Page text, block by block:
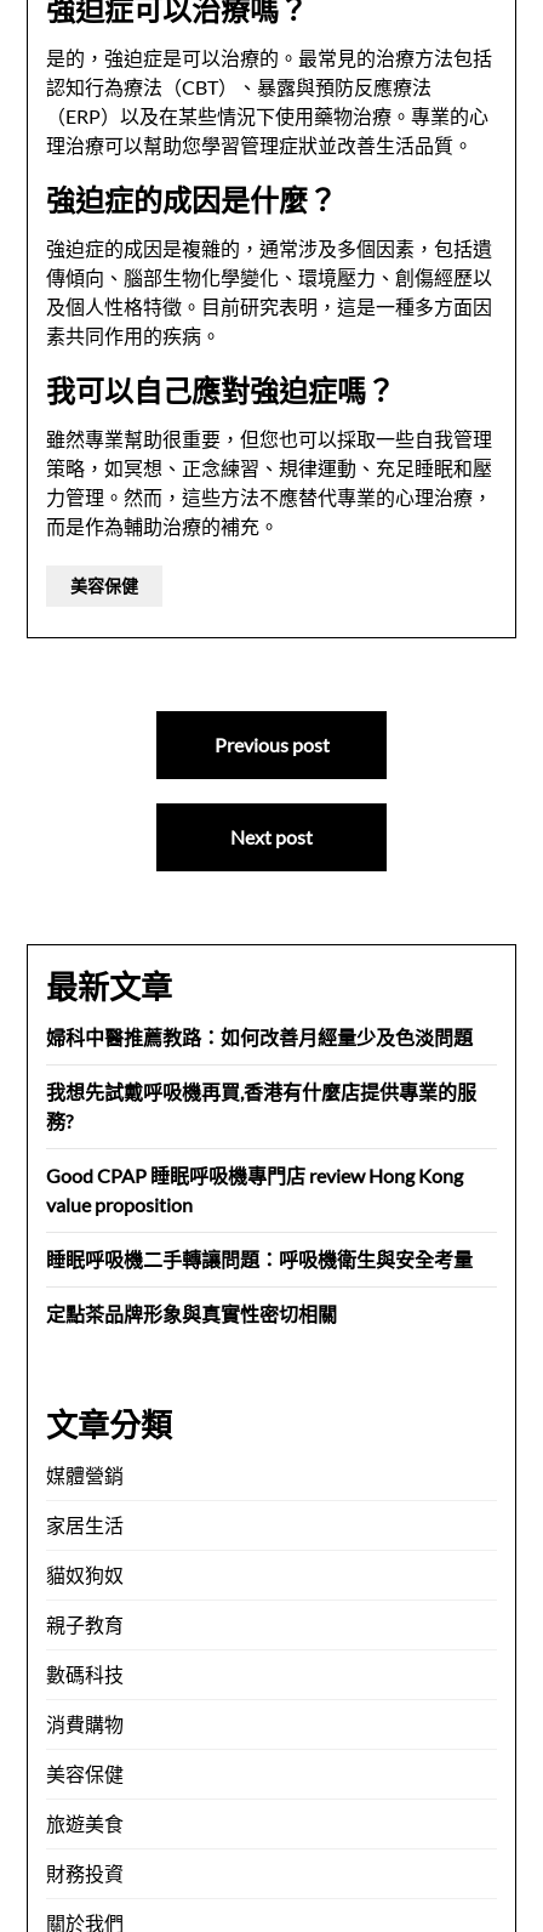
強迫症可以治療嗎？
是的，強迫症是可以治療的。最常見的治療方法包括
認知行為療法（CBT）、暴露與預防反應療法
（ERP）以及在某些情況下使用藥物治療。專業的心
理治療可以幫助您學習管理症狀並改善生活品質。
強迫症的成因是什麼？
強迫症的成因是複雜的，通常涉及多個因素，包括遺
傳傾向、腦部生物化學變化、環境壓力、創傷經歷以
及個人性格特徵。目前研究表明，這是一種多方面因
素共同作用的疾病。
我可以自己應對強迫症嗎？
雖然專業幫助很重要，但您也可以採取一些自我管理
策略，如冥想、正念練習、規律運動、充足睡眠和壓
力管理。然而，這些方法不應替代專業的心理治療，
而是作為輔助治療的補充。
美容保健
Previous post
Next post
最新文章
婦科中醫推薦教路：如何改善月經量少及色淡問題
我想先試戴呼吸機再買,香港有什麼店提供專業的服
務?
Good CPAP 睡眠呼吸機專門店 review Hong Kong
value proposition
睡眠呼吸機二手轉讓問題：呼吸機衛生與安全考量
定點茶品牌形象與真實性密切相關
文章分類
媒體營銷
家居生活
貓奴狗奴
親子教育
數碼科技
消費購物
美容保健
旅遊美食
財務投資
關於我們